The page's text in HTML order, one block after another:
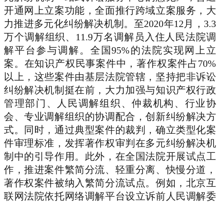
开通网上立案功能，全面推行跨域立案服务，大
力推进多元化纠纷解决机制。至2020年12月，3.3
万个调解组织、11.9万名调解员入住人民法院调
解平台参与调解。全国95%的法院实现网上立
案。在知识产权民事案件中，著作权案件占70%
以上，这些案件由基层法院管辖，坚持把非诉讼
纠纷解决机制挺在前，大力加强与知识产权行政
管理部门、人民调解组织、仲裁机构、行业协
会、专业调解组织的协调配合，创新纠纷解决方
式。同时，通过典型案件的裁判，确立类型化案
件审理标准，发挥著作权审判在多元纠纷解决机
制中的引导作用。此外，在全国法院开展试点工
作，推进案件繁简分流、轻重分离、快慢分道，
著作权案件被纳入繁简分流试点。例如，北京互
联网法院依托网络调解平台设立诉前人民调解委